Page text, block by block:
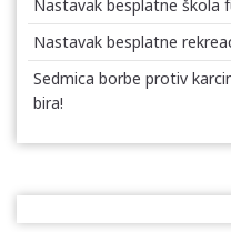
Nastavak besplatne škola
Nastavak besplatne
Sedmica borbe protiv
bira!